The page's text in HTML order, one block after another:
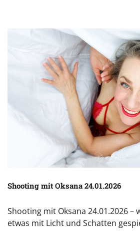
Shooting mit Oksana 24.01.2026
Shooting mit Oksana 24.01.2026 –
etwas mit Licht und Schatten